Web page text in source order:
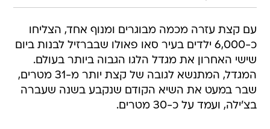
עם קצת עזרה מכמה מבוגרים ומנוף אחד, הצליחו
כ-6,000 ילדים בעיר סאו פאולו שבברזיל לבנות ביום
שישי האחרון את מגדל הלגו הגבוה ביותר בעולם.
המגדל, המתנשא לגובה של קצת יותר מ-31 מטרים,
שבר במעט את השיא הקודם שנקבע בשנה שעברה
בצ'ילה, ועמד על כ-30 מטרים.